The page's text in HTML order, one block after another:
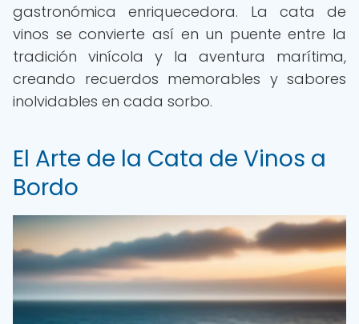
gastronómica enriquecedora. La cata de
vinos se convierte así en un puente entre la
tradición vinícola y la aventura marítima,
creando recuerdos memorables y sabores
inolvidables en cada sorbo.
El Arte de la Cata de Vinos a
Bordo